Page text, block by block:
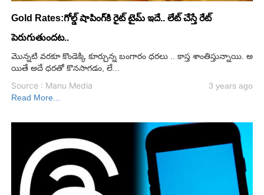
Gold Rates:గోల్డ్ షాపింగ్‌కి రైట్ టైమ్ ఇదే.. లేట్ చేస్తే రేట్
పెరుగుతుందట..
మొన్నటి వరకూ కొండెక్కి కూర్చున్న బంగారం ధరలు .. కాస్త శాంతిస్తున్నాయి. అ
యితే అదే ధరతో కొనసాగడం, లే...
Source : Manu Media
3 years ago
Read More...